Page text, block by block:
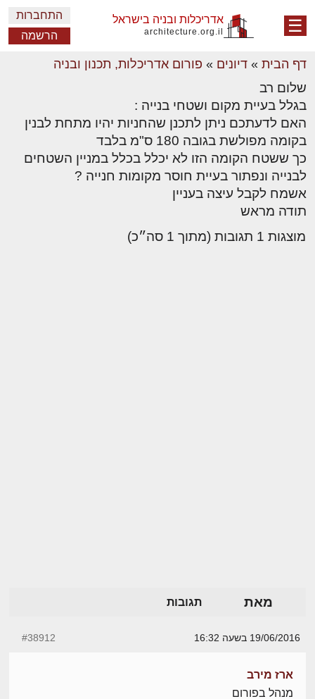
☰ אדריכלות ובניה בישראל
architecture.org.il
התחברות
הרשמה
דף הבית » דיונים » פורום אדריכלות, תכנון ובניה
שלום רב
בגלל בעיית מקום ושטחי בנייה :
האם לדעתכם ניתן לתכנן שהחניות יהיו מתחת לבנין
בקומה מפולשת בגובה 180 ס"מ בלבד
כך ששטח הקומה הזו לא יכלל בכלל במניין השטחים
לבנייה ונפתור בעיית חוסר מקומות חנייה ?
אשמח לקבל עיצה בעניין
תודה מראש
מוצגות 1 תגובות (מתוך 1 סה״כ)
מאת תגובות
19/06/2016 בשעה 16:32 #38912
ארז מירב
מנהל בפורום